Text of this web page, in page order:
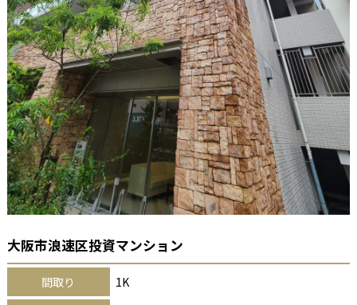
大阪市浪速区投資マンション
間取り 1K